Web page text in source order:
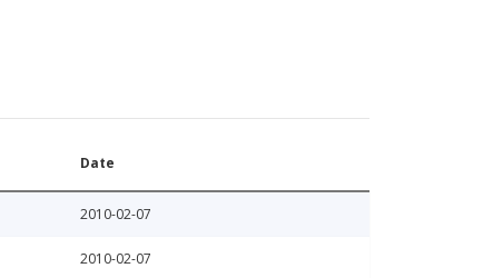
Date
2010-02-07
2010-02-07